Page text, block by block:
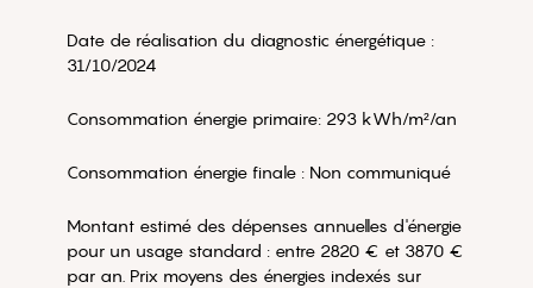
Date de réalisation du diagnostic énergétique :
31/10/2024
Consommation énergie primaire: 293 kWh/m²/an
Consommation énergie finale : Non communiqué
Montant estimé des dépenses annuelles d'énergie
pour un usage standard : entre 2820 € et 3870 €
par an. Prix moyens des énergies indexés sur